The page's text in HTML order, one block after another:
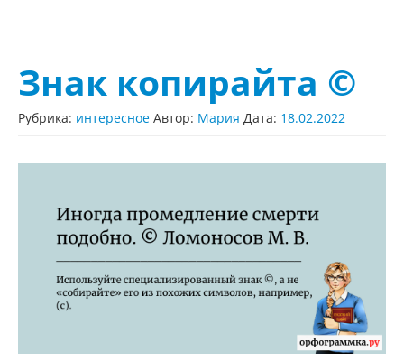
Знак копирайта ©
Рубрика: интересное Автор: Мария Дата: 18.02.2022